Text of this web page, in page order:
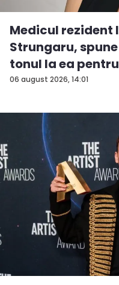
06 august 2026, 14:01
Medicul rezident
Strungaru,
tonul la ea
a...